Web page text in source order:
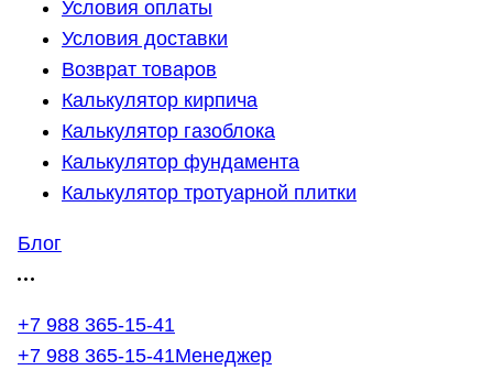
Условия оплаты
Условия доставки
Возврат товаров
Калькулятор кирпича
Калькулятор газоблока
Калькулятор фундамента
Калькулятор тротуарной плитки
Блог
+7 988 365-15-41
+7 988 365-15-41Менеджер